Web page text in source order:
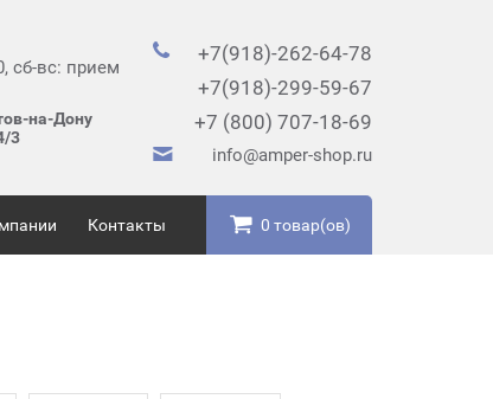
сб-вс: прием
на-Дону
3
+7(918)-262-64-78
+7(918)-299-59-67
+7 (800) 707-18-69
info@amper-shop.ru
Контакты 0 товар(ов)